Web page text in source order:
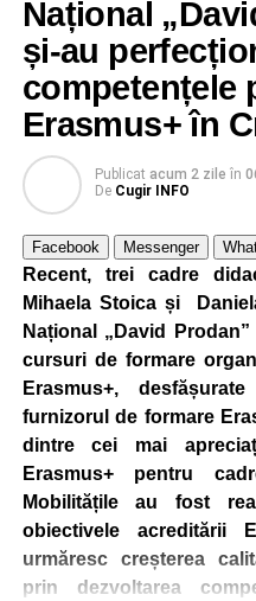
Național
și-au
competențele
Erasmus+ în
Publicat acum 2 zile în
De Cugir INFO
Facebook Messenger
Recent, trei cadre
Mihaela Stoica și
Național „David
cursuri de formare
Erasmus+,
furnizorul de formare
dintre cei mai
Erasmus+ pentru
Mobilitățile au fost
obiectivele acreditării
urmăresc creșterea
prin dezvoltarea